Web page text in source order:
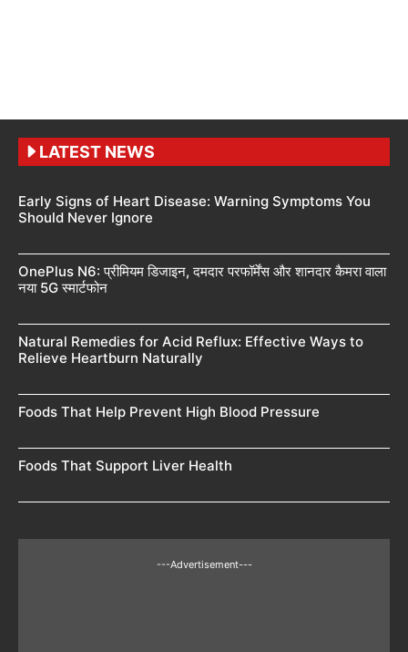
LATEST NEWS
Early Signs of Heart Disease: Warning Symptoms You
Should Never Ignore
OnePlus N6: प्रीमियम डिजाइन, दमदार परफॉर्मेंस और शानदार कैमरा वाला
नया 5G स्मार्टफोन
Natural Remedies for Acid Reflux: Effective Ways to
Relieve Heartburn Naturally
Foods That Help Prevent High Blood Pressure
Foods That Support Liver Health
---Advertisement---